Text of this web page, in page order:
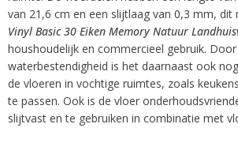
van 21,6 cm en een slijtlaag van 0,3 mm, dit
Vinyl Basic 30 Eiken Memory Natuur
houshoudelijk en commercieel gebruik.
waterbestendigheid is het daarnaast ook
de vloeren in vochtige ruimtes, zoals
te passen. Ook is de vloer
slijtvast en te gebruiken in combinatie met